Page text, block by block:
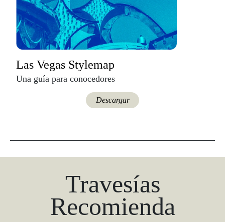
Las Vegas Stylemap
Una guía para conocedores
Descargar
Travesías
Recomienda